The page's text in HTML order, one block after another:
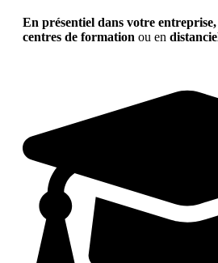
En présentiel dans votre entreprise,
centres de formation ou en